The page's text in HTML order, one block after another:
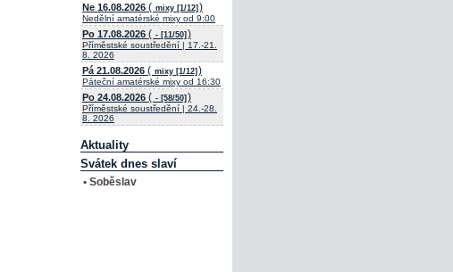
Ne 16.08.2026 ( mixy [1/12] )
Nedělní amatérské mixy od 9:00
Po 17.08.2026 ( - [11/50] )
Příměstské soustředění | 17.-21.
8. 2026
Pá 21.08.2026 ( mixy [1/12] )
Páteční amatérské mixy od 16:30
Po 24.08.2026 ( - [58/50] )
Příměstské soustředění | 24.-28.
8. 2026
Aktuality
Svátek dnes slaví
• Soběslav